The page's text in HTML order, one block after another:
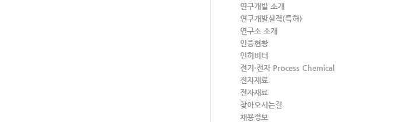
연구개발 소개
연구개발실적(특허)
연구소 소개
인증현황
인히비터
전기·전자 Process Chemical
전자재료
전자재료
찾아오시는길
채용정보